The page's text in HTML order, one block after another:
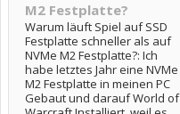
M2 Festplatte?
Warum läuft Spiel auf SSD
Festplatte schneller als auf
NVMe M2 Festplatte?: Ich
habe letztes Jahr eine NVMe
M2 Festplatte in meinen PC
Gebaut und darauf World of